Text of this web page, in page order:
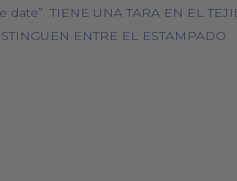
TIENE UNA TARA EN EL
ENTRE EL ESTAMPADO